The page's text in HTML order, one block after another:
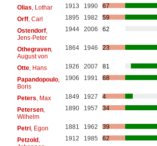
Olias , Lothar 1913 1990
67
Orff, Carl 1895 1982
59
Ostendorf,
Jens-Peter
1944 2006 62
Othegraven,
August von
1864 1946 23
Otte, Hans 1926 2007
81
Papandopoulo,
Boris
1906 1991 68
Peters , Max 1849 1927
4
Petersen,
Wilhelm
1890 1957 34
Petri, Egon 1881 1962
39
Petzold,
1912 1985 62